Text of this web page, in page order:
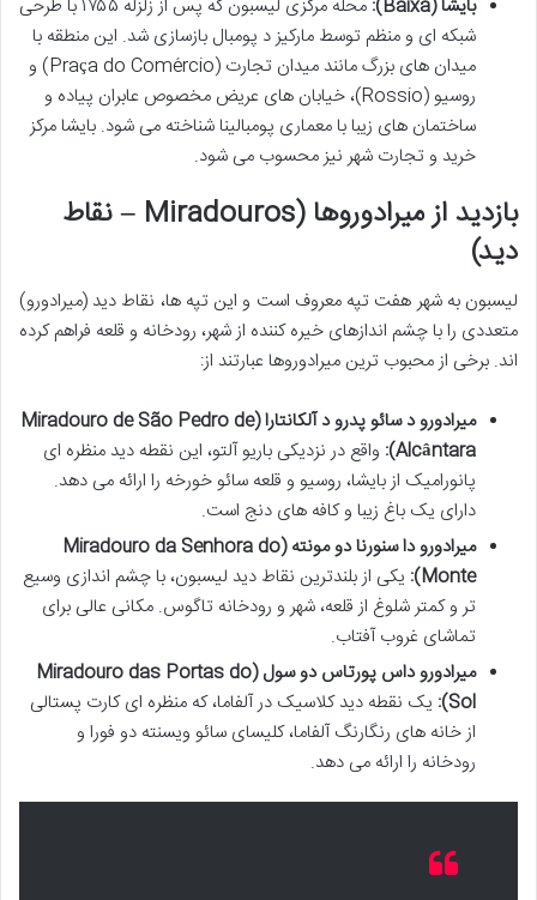
بایشا (Baixa):
محله مرکزی لیسبون که پس از زلزله ۱۷۵۵ با طرحی
شبکه ای و منظم توسط مارکیز د پومبال بازسازی شد. این منطقه با
میدان های بزرگ مانند میدان تجارت (Praça do Comércio) و
روسیو (Rossio)، خیابان های عریض مخصوص عابران پیاده و
ساختمان های زیبا با معماری پومبالینا شناخته می شود. بایشا مرکز
خرید و تجارت شهر نیز محسوب می شود.
بازدید از میرادوروها (Miradouros – نقاط
دید)
لیسبون به شهر هفت تپه معروف است و این تپه ها، نقاط دید (میرادورو)
متعددی را با چشم اندازهای خیره کننده از شهر، رودخانه و قلعه فراهم کرده
اند. برخی از محبوب ترین میرادوروها عبارتند از:
میرادورو د سائو پدرو د آلکانتارا (Miradouro de São Pedro de
Alcântara): واقع در نزدیکی باریو آلتو، این نقطه دید منظره ای
پانورامیک از بایشا، روسیو و قلعه سائو خورخه را ارائه می دهد.
دارای یک باغ زیبا و کافه های دنج است.
میرادورو دا سنورنا دو مونته (Miradouro da Senhora do
Monte): یکی از بلندترین نقاط دید لیسبون، با چشم اندازی وسیع
تر و کمتر شلوغ از قلعه، شهر و رودخانه تاگوس. مکانی عالی برای
تماشای غروب آفتاب.
میرادورو داس پورتاس دو سول (Miradouro das Portas do
Sol): یک نقطه دید کلاسیک در آلفاما، که منظره ای کارت پستالی
از خانه های رنگارنگ آلفاما، کلیسای سائو ویسنته دو فورا و
رودخانه را ارائه می دهد.